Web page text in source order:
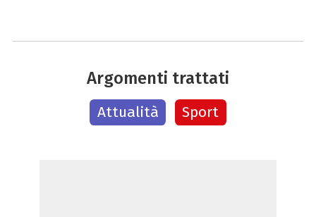
Argomenti trattati
Attualità Sport